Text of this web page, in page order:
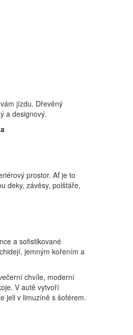
jízdu. Dřevěný
a designový.
prostor. Ať je to
deky, závěsy, polštáře,
a sofistikované
jemným kořením a
chvíle, moderní
V autě vytvoří
jeli v limuzíně s šoférem.